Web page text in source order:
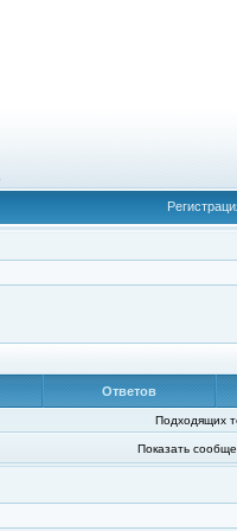
Ответов
Подходящих
Показать